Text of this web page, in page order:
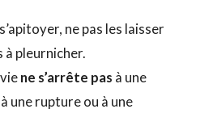
ne pas les laisser
à pleurnicher.
ne s’arrête pas à une
une rupture ou à une